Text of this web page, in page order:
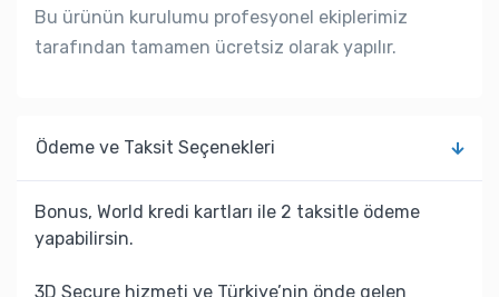
Bu ürünün kurulumu profesyonel ekiplerimiz
tarafından tamamen ücretsiz olarak yapılır.
Ödeme ve Taksit Seçenekleri
Bonus, World kredi kartları ile 2 taksitle ödeme
yapabilirsin.
3D Secure hizmeti ve Türkiye’nin önde gelen